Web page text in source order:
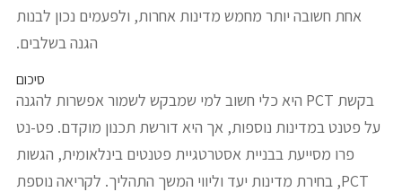
אחת חשובה יותר מחמש מדינות אחרות, ולפעמים נכון לבנות
הגנה בשלבים.
סיכום
בקשת PCT היא כלי חשוב למי שמבקש לשמור אפשרות להגנה
על פטנט במדינות נוספות, אך היא דורשת תכנון מוקדם. פט-נט
פרו מסייעת בבניית אסטרטגיית פטנטים בינלאומית, הגשות
PCT, בחירת מדינות יעד וליווי המשך התהליך. לקריאה נוספת